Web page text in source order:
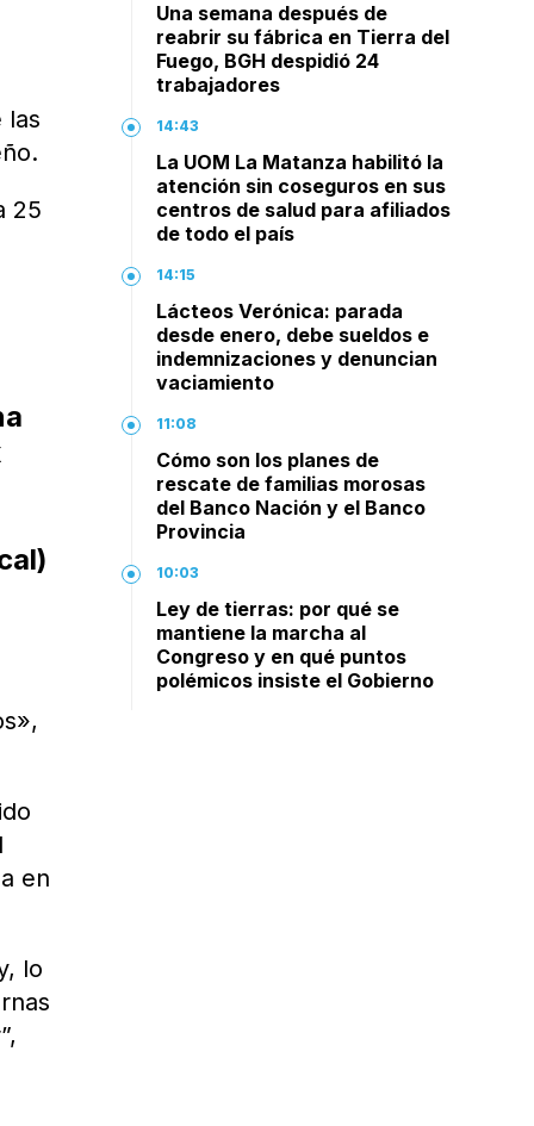
las
25
en
lo
Una semana después de
reabrir su fábrica en Tierra del
Fuego, BGH despidió 24
trabajadores
14:43
La UOM La Matanza habilitó la
atención sin coseguros en sus
centros de salud para afiliados
de todo el país
14:15
Lácteos Verónica: parada
desde enero, debe sueldos e
indemnizaciones y denuncian
vaciamiento
11:08
Cómo son los planes de
rescate de familias morosas
del Banco Nación y el Banco
Provincia
10:03
Ley de tierras: por qué se
mantiene la marcha al
Congreso y en qué puntos
polémicos insiste el Gobierno